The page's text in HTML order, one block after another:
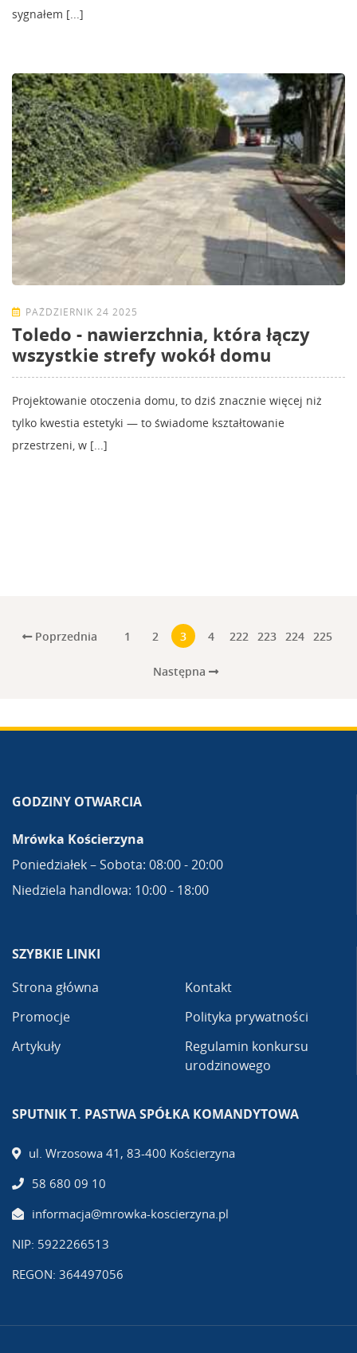
sygnałem [...]
PAŹDZIERNIK 24 2025
Toledo - nawierzchnia, która łączy
wszystkie strefy wokół domu
Projektowanie otoczenia domu, to dziś znacznie więcej niż
tylko kwestia estetyki — to świadome kształtowanie
przestrzeni, w [...]
Poprzednia 1 2 3 4 222 223 224 225
Następna
GODZINY OTWARCIA
Mrówka Kościerzyna
Poniedziałek – Sobota: 08:00 - 20:00
Niedziela handlowa: 10:00 - 18:00
SZYBKIE LINKI
Strona główna
Promocje
Artykuły
Kontakt
Polityka prywatności
Regulamin konkursu
urodzinowego
SPUTNIK T. PASTWA SPÓŁKA KOMANDYTOWA
ul. Wrzosowa 41, 83-400 Kościerzyna
58 680 09 10
informacja@mrowka-koscierzyna.pl
NIP: 5922266513
REGON: 364497056